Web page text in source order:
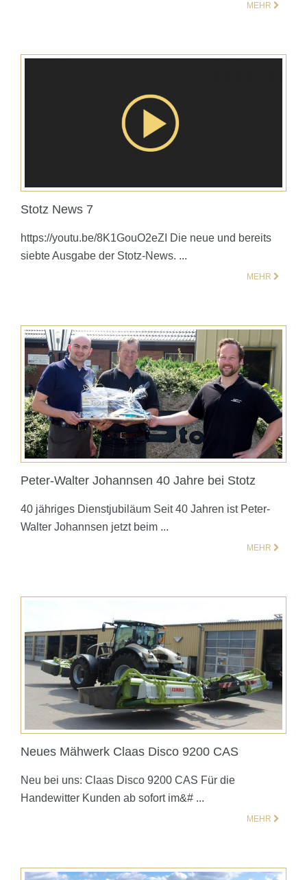
MEHR
Stotz News 7
https://youtu.be/8K1GouO2eZI Die neue und bereits
siebte Ausgabe der Stotz-News. ...
MEHR
Peter-Walter Johannsen 40 Jahre bei Stotz
40 jähriges Dienstjubiläum Seit 40 Jahren ist Peter-
Walter Johannsen jetzt beim ...
MEHR
Neues Mähwerk Claas Disco 9200 CAS
Neu bei uns: Claas Disco 9200 CAS Für die
Handewitter Kunden ab sofort im&# ...
MEHR